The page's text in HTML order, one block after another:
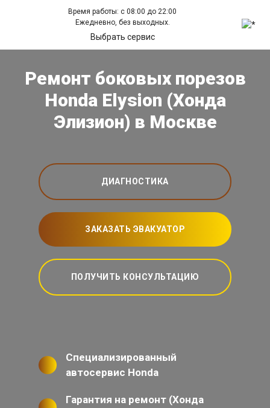
Время работы: с 08:00 до 22:00
Ежедневно, без выходных.
Выбрать сервис
Ремонт боковых порезов
Honda Elysion (Хонда
Элизион) в Москве
ДИАГНОСТИКА
ЗАКАЗАТЬ ЭВАКУАТОР
ПОЛУЧИТЬ КОНСУЛЬТАЦИЮ
Специализированный
автосервис Honda
Гарантия на ремонт (Хонда